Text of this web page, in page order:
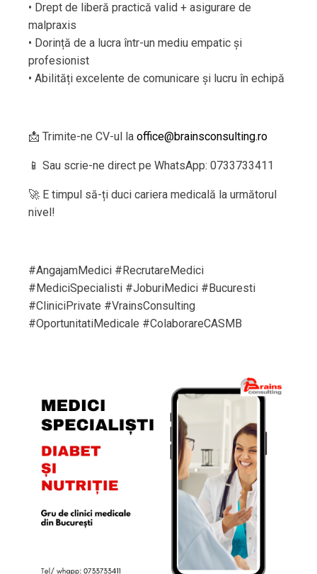
• Drept de liberă practică valid + asigurare de
malpraxis
• Dorință de a lucra într-un mediu empatic și
profesionist
• Abilități excelente de comunicare și lucru în echipă
📩 Trimite-ne CV-ul la office@brainsconsulting.ro
📱 Sau scrie-ne direct pe WhatsApp: 0733733411
🚀 E timpul să-ți duci cariera medicală la următorul
nivel!
#AngajamMedici #RecrutareMedici
#MediciSpecialisti #JoburiMedici #Bucuresti
#CliniciPrivate #VrainsConsulting
#OportunitatiMedicale #ColaborareCASMB